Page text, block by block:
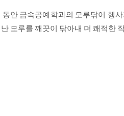
안 금속공예학과의 모루닦이 행
모루를 깨끗이 닦아내 더 쾌적한